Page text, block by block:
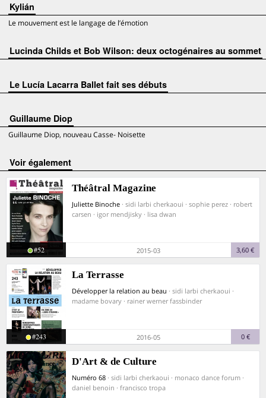
Kylián
Le mouvement est le langage de l’émotion
Lucinda Childs et Bob Wilson: deux octogénaires au sommet
Le Lucía Lacarra Ballet fait ses débuts
Guillaume Diop
Guillaume Diop, nouveau Casse- Noisette
voir également
Théâtral Magazine
Juliette Binoche · sidi larbi cherkaoui · sophie perez · robert
carsen · igor mendjisky · lisa dwan
#52 2015-03 3,60 €
La Terrasse
Développer la relation au beau · sidi larbi cherkaoui ·
madame bovary · rainer werner fassbinder
#243 2016-05 0 €
D'Art & de Culture
Numéro 68 · sidi larbi cherkaoui · monaco dance forum ·
daniel benoin · francisco tropa